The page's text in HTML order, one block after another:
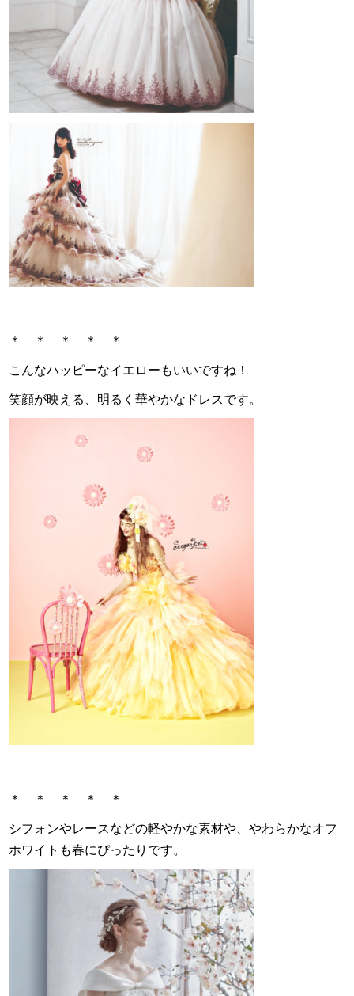
＊ ＊ ＊ ＊ ＊
こんなハッピーなイエローもいいですね！
笑顔が映える、明るく華やかなドレスです。
＊ ＊ ＊ ＊ ＊
シフォンやレースなどの軽やかな素材や、やわらかなオフ
ホワイトも春にぴったりです。